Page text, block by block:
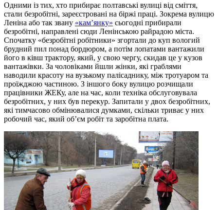
Одними із тих, хто прибирає полтавські вулиці від сміття,
стали безробітні, зареєстровані на біржі праці. Зокрема вулицю
Леніна або так звану «кам’янку» сьогодні прибирали
безробітні, направлені сюди Ленінською райрадою міста.
Спочатку «безробітні робітники» згортали до куп вологий
брудний пил понад бордюром, а потім лопатами вантажили
його в ківш трактору, який, у свою чергу, скидав це у кузов
вантажівки. За чоловіками йшли жінки, які граблями
наводили красоту на вузькому палісаднику, між тротуаром та
проїжджою частиною. З іншого боку вулицю розчищали
працівники ЖЕКу, але на час, коли техніка обслуговувала
безробітних, у них був перекур. Запитали у двох безробітних,
які тимчасово обмінювалися думками, скільки триває у них
робочий час, який об’єм робіт та заробітна плата.